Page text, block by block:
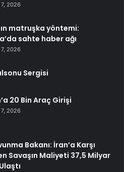
2026
matruşka yöntemi:
sahte haber ağı
2026
Sergisi
20 Bin Araç Girişi
2026
Bakanı: İran’a Karşı
Savaşın Maliyeti 37,5 Milyar